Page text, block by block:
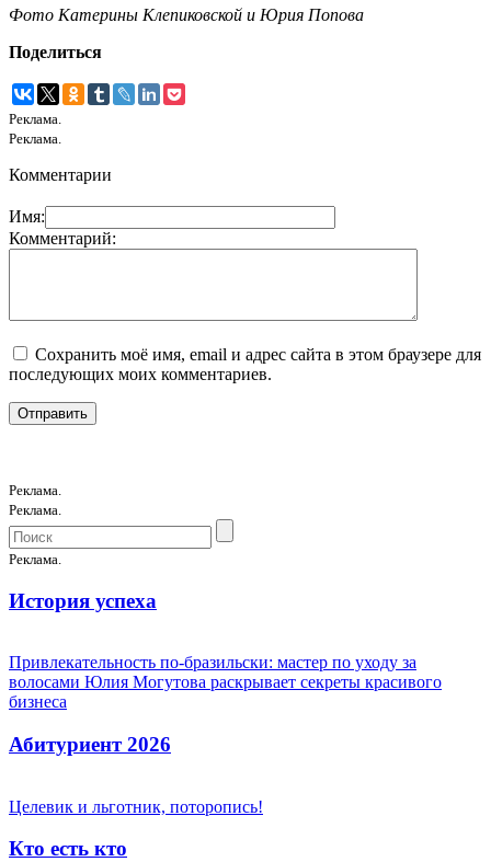
Фото Катерины Клепиковской и Юрия Попова
Поделиться
Реклама.
Реклама.
Комментарии
Имя:
Комментарий:
Сохранить моё имя, email и адрес сайта в этом браузере для
последующих моих комментариев.
Реклама.
Реклама.
Реклама.
История успеха
Привлекательность по-бразильски: мастер по уходу за
волосами Юлия Могутова раскрывает секреты красивого
бизнеса
Абитуриент 2026
Целевик и льготник, поторопись!
Кто есть кто